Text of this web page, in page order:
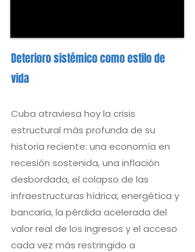
Deterioro sistémico como estilo de
vida
Cuba atraviesa hoy la crisis
estructural más profunda de su
historia reciente: una economía en
recesión sostenida, una inflación
desbordada, el colapso de las
infraestructuras hídrica, energética y
bancaria, la pérdida acelerada del
valor real de los ingresos y el acceso
cada vez más restringido a